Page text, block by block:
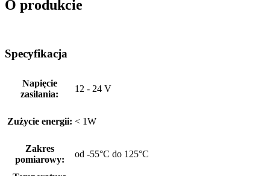
O produkcie
Specyfikacja
Napięcie
zasilania:
12 - 24 V
Zużycie energii: < 1W
Zakres
pomiarowy:
od -55°C do 125°C